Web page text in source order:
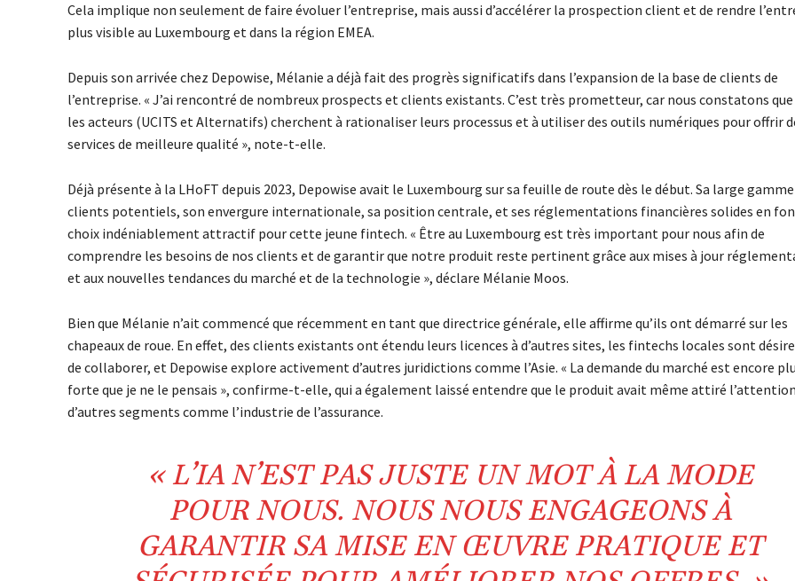
Cela implique non seulement de faire évoluer l’entreprise, mais aussi d’accélérer la prospection client et de rendre
plus visible au Luxembourg et dans la région EMEA.
Depuis son arrivée chez Depowise, Mélanie a déjà fait des progrès significatifs dans l’expansion de la base de clients de
l’entreprise. « J’ai rencontré de nombreux prospects et clients existants. C’est très prometteur, car nous constatons
les acteurs (UCITS et Alternatifs) cherchent à rationaliser leurs processus et à utiliser des outils numériques pour offrir
services de meilleure qualité », note-t-elle.
Déjà présente à la LHoFT depuis 2023, Depowise avait le Luxembourg sur sa feuille de route dès le début. Sa large
clients potentiels, son envergure internationale, sa position centrale, et ses réglementations financières solides en
choix indéniablement attractif pour cette jeune fintech. « Être au Luxembourg est très important pour nous afin de
comprendre les besoins de nos clients et de garantir que notre produit reste pertinent grâce aux mises à jour
et aux nouvelles tendances du marché et de la technologie », déclare Mélanie Moos.
Bien que Mélanie n’ait commencé que récemment en tant que directrice générale, elle affirme qu’ils ont démarré sur les
chapeaux de roue. En effet, des clients existants ont étendu leurs licences à d’autres sites, les fintechs locales sont
de collaborer, et Depowise explore activement d’autres juridictions comme l’Asie. « La demande du marché est encore
forte que je ne le pensais », confirme-t-elle, qui a également laissé entendre que le produit avait même attiré
d’autres segments comme l’industrie de l’assurance.
« L’IA N’EST PAS JUSTE UN MOT À LA MODE
POUR NOUS. NOUS NOUS ENGAGEONS À
GARANTIR SA MISE EN ŒUVRE PRATIQUE ET